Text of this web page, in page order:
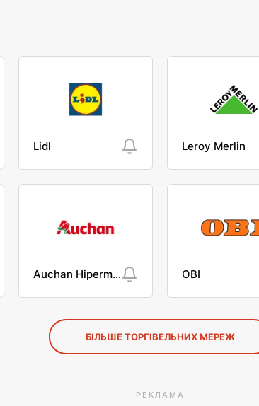
Lidl Leroy Merlin
Auchan Hipermarket OBI
БІЛЬШЕ ТОРГІВЕЛЬНИХ МЕРЕЖ
РЕКЛАМА